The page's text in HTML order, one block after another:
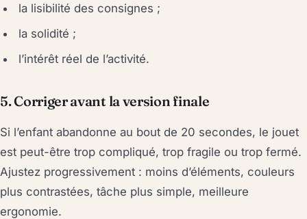
la lisibilité des consignes ;
la solidité ;
l’intérêt réel de l’activité.
5. Corriger avant la version finale
Si l’enfant abandonne au bout de 20 secondes, le jouet
est peut-être trop compliqué, trop fragile ou trop fermé.
Ajustez progressivement : moins d’éléments, couleurs
plus contrastées, tâche plus simple, meilleure
ergonomie.